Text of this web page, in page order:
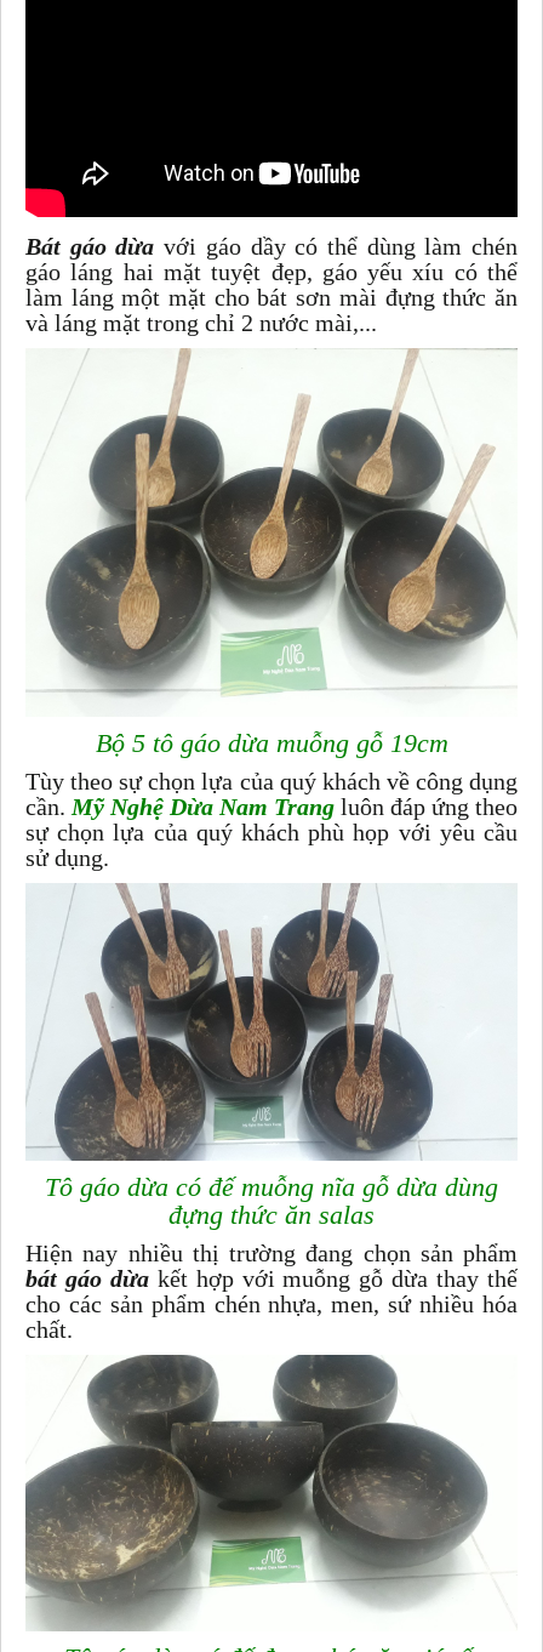
Bát gáo dừa với gáo dầy có thể dùng làm chén
gáo láng hai mặt tuyệt đẹp, gáo yếu xíu có thể
làm láng một mặt cho bát sơn mài đựng thức ăn
và láng mặt trong chỉ 2 nước mài,...
Bộ 5 tô gáo dừa muỗng gỗ 19cm
Tùy theo sự chọn lựa của quý khách về công dụng
cần. Mỹ Nghệ Dừa Nam Trang luôn đáp ứng theo
sự chọn lựa của quý khách phù họp với yêu cầu
sử dụng.
Tô gáo dừa có đế muỗng nĩa gỗ dừa dùng
đựng thức ăn salas
Hiện nay nhiều thị trường đang chọn sản phẩm
bát gáo dừakết hợp với muỗng gỗ dừa thay thế
cho các sản phẩm chén nhựa, men, sứ nhiều hóa
chất.